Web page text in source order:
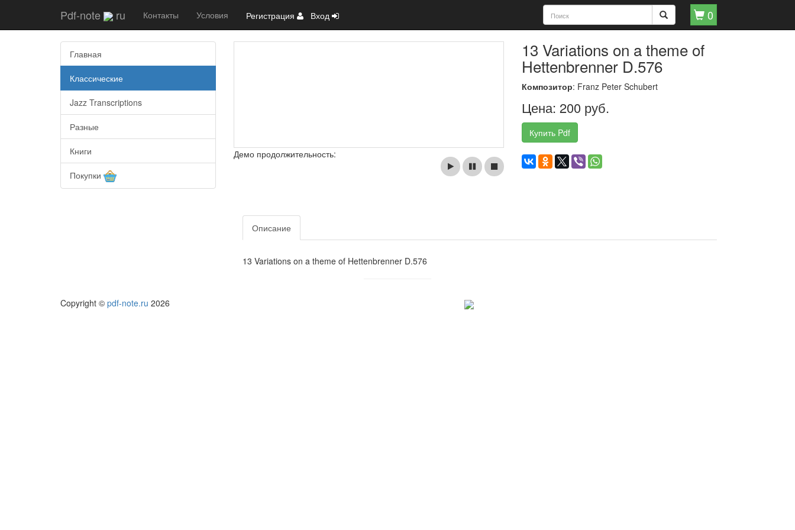
Pdf-note ru Контакты Условия 0
Регистрация Вход
Главная
Классические
Jazz Transcriptions
Разные
Книги
Покупки
Демо продолжительность:
13 Variations on a theme of
Hettenbrenner D.576
Композитор: Franz Peter Schubert
Цена: 200 руб.
Купить Pdf
Описание
13 Variations on a theme of Hettenbrenner D.576
Copyright © pdf-note.ru 2026